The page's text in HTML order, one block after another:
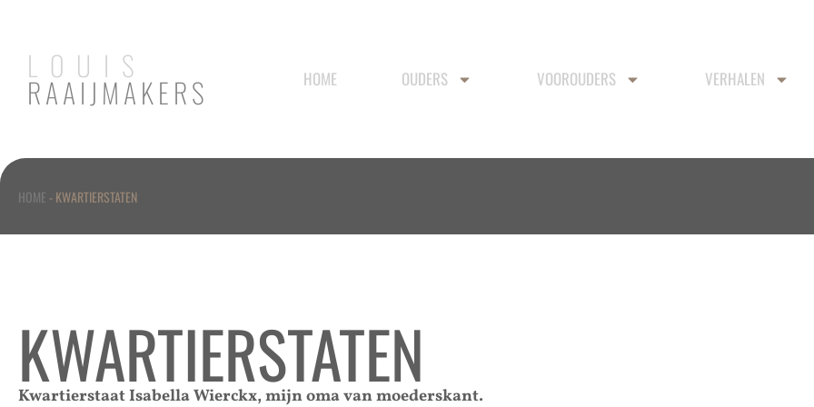
LOUIS
RAAIJMAKERS HOME OUDERS VOOROUDERS VERHALEN
HOME -KWARTIERSTATEN
KWARTIERSTATEN
Kwartierstaat Isabella Wierckx, mijn oma van moederskant.